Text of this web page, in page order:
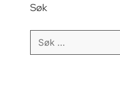
Søk
Søk